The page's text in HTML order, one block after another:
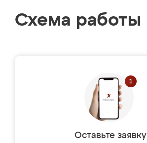
Схема работы
Оставьте заявку